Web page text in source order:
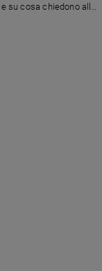
su cosa chiedono alla